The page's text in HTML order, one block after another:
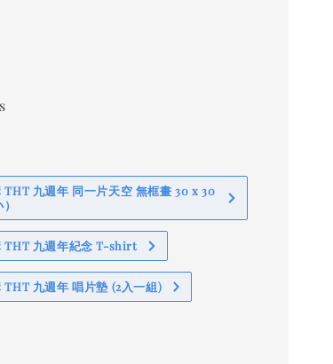
THT 九週年 同一片天空 無框畫 30 x 30
THT 九週年紀念 T-shirt
THT 九週年 唱片墊 (2入一組)